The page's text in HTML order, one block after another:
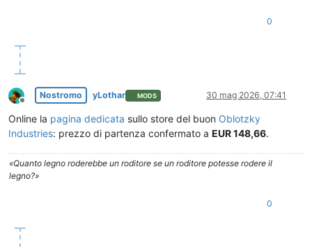
0
Non in linea
Nostromo yLothar MODS 30 mag 2026, 07:41
Online la pagina dedicata sullo store del buon Oblotzky
Industries: prezzo di partenza confermato a EUR 148,66.
«Quanto legno roderebbe un roditore se un roditore potesse rodere il
legno?»
0